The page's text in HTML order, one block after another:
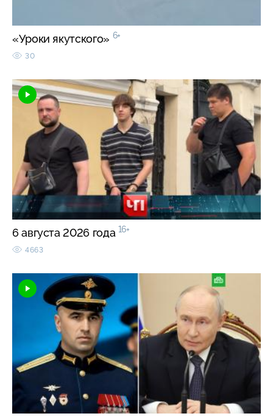
«Уроки якутского» 6+
30
6 августа 2026 года 16+
4663